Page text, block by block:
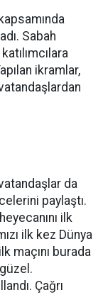
Sabah
ikramlar,
da
paylaştı.
ilk
ilk kez Dünya
maçını burada
Çağrı